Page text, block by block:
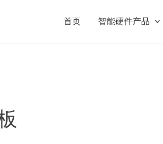
首页 智能硬件产品